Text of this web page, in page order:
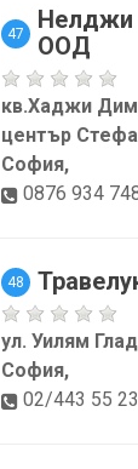
47
Нелджи
ООД
кв.Хаджи
център
София,
0876 934
48
ул. Уилям
София,
02/443 55 23